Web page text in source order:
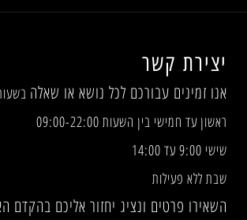
יצירת קשר
אנו זמינים עבורכם לכל נושא או שאלה
ראשון עד חמישי בין השעות 09:00-22:00
שישי 9:00 עד 14:00
שבת ללא פעילות
השאירו פרטים ונציג יחזור אליכם בהקדם